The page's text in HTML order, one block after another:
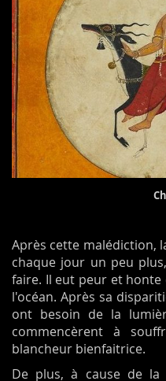
Après cette malédiction,
chaque jour un peu plus,
faire. Il eut peur et
l'océan. Après sa
ont besoin de la
commencèrent à
blancheur bienfaitrice.
De plus, à cause de